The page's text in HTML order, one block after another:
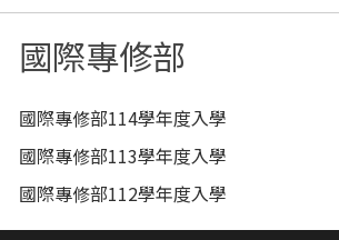
國際專修部
國際專修部114學年度入學
國際專修部113學年度入學
國際專修部112學年度入學